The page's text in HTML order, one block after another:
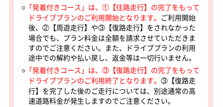
○ 「発着付きコース」は、①【往路走行】の完了をもって
ドライブプランのご利用開始となります。 ご利用開始
後、②【周遊走行】や③【復路走行】をされなかった
場合でも、プラン料金は全額を請求させていただきま
すのでご注意ください。また、ドライブプランの利用
途中での解約や払い戻し、返金等は一切行いません。
○ 「発着付きコース」は、③【復路走行】の完了をもって
ドライブプランのご利用終了となります。 ③【復路走
行】を完了した後のご走行については、別途通常の高
速道路料金が発生しますのでご注意ください。